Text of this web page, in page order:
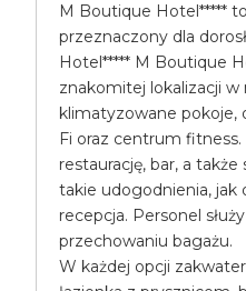
M Boutique Hotel*****
przeznaczony dla
Hotel***** M Boutique
znakomitej lokalizacji
klimatyzowane pokoje,
Fi oraz centrum
restaurację, bar, a
takie udogodnienia, jak
recepcja. Personel
przechowaniu bagażu.
W każdej opcji